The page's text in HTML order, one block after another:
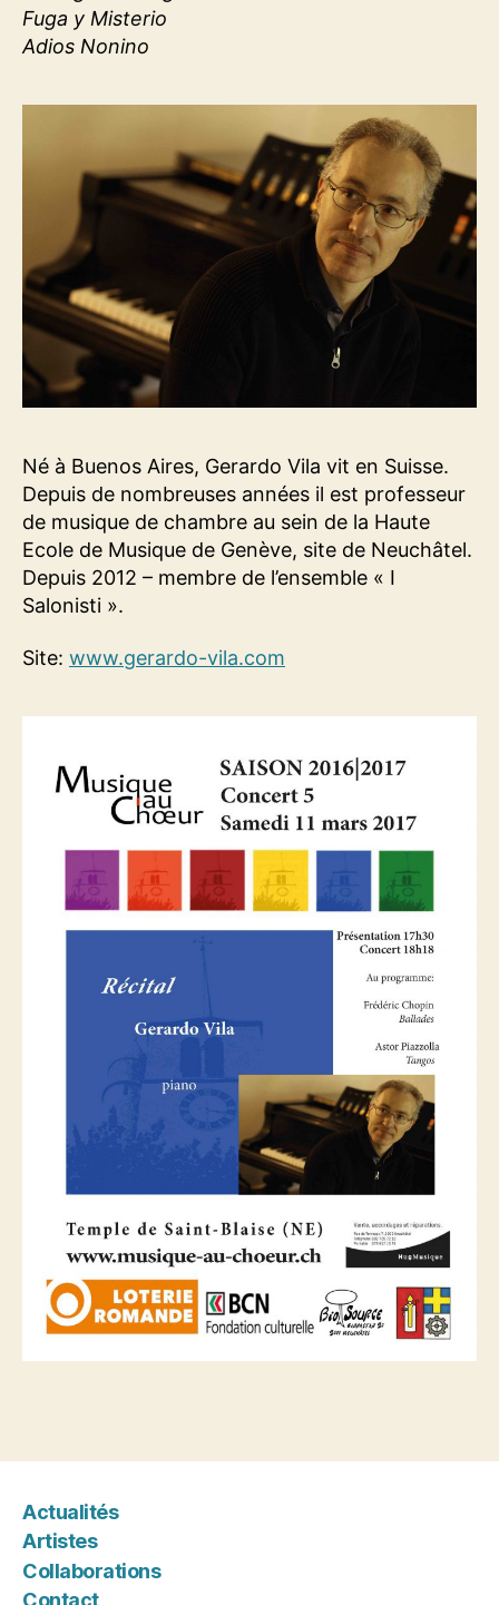
Fuga y Misterio
Adios Nonino
Né à Buenos Aires, Gerardo Vila vit en Suisse.
Depuis de nombreuses années il est professeur
de musique de chambre au sein de la Haute
Ecole de Musique de Genève, site de Neuchâtel.
Depuis 2012 – membre de l’ensemble « I
Salonisti ».
Site: www.gerardo-vila.com
Actualités
Artistes
Collaborations
Contact